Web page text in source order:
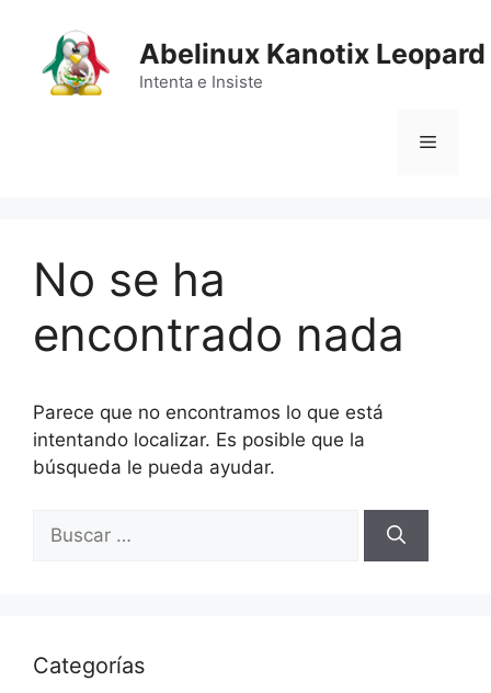
contenido
Abelinux Kanotix Leopard
Intenta e Insiste
Menú
No se ha
encontrado nada
Parece que no encontramos lo que está
intentando localizar. Es posible que la
búsqueda le pueda ayudar.
Categorías